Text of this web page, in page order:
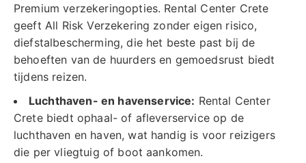
Premium verzekeringopties. Rental Center Crete
geeft All Risk Verzekering zonder eigen risico,
diefstalbescherming, die het beste past bij de
behoeften van de huurders en gemoedsrust biedt
tijdens reizen.
Luchthaven- en havenservice: Rental Center
Crete biedt ophaal- of afleverservice op de
luchthaven en haven, wat handig is voor reizigers
die per vliegtuig of boot aankomen.